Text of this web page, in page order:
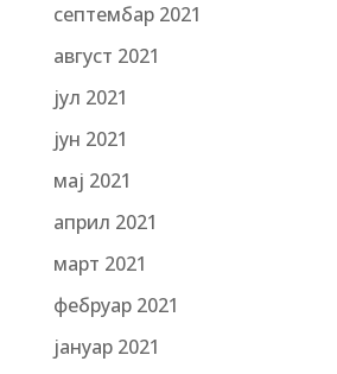
септембар 2021
август 2021
јул 2021
јун 2021
мај 2021
април 2021
март 2021
фебруар 2021
јануар 2021